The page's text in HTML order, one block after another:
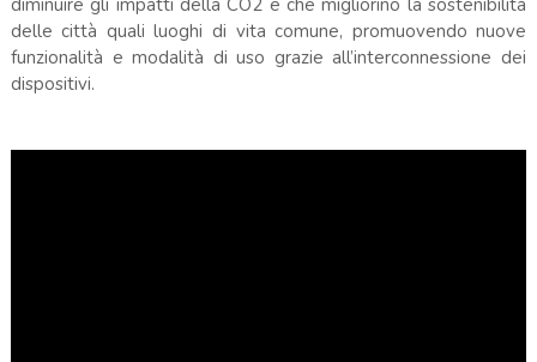
diminuire gli impatti della CO2 e che migliorino la sostenibilità
delle città quali luoghi di vita comune, promuovendo nuove
funzionalità e modalità di uso grazie all’interconnessione dei
dispositivi.